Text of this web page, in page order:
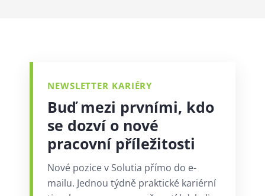
NEWSLETTER KARIÉRY
Buď mezi prvními, kdo
se dozví o nové
pracovní příležitosti
Nové pozice v Solutia přímo do e-
mailu. Jednou týdně praktické kariérní